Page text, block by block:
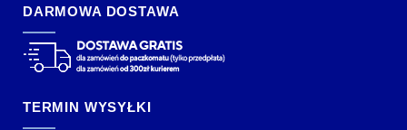
DARMOWA DOSTAWA
TERMIN WYSYŁKI